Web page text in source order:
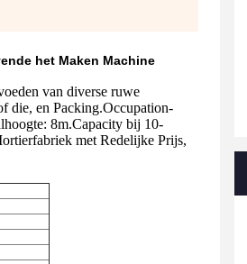
het Maken Machine
van diverse ruwe
die, en Packing.Occupation-
8m.Capacity bij 10-
met Redelijke Prijs,